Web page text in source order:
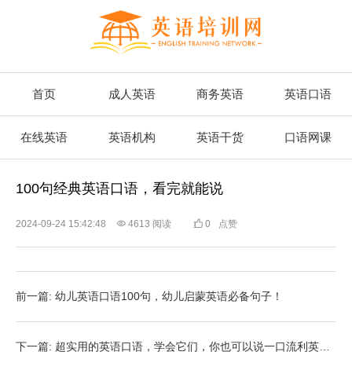
首页 成人英语 商务英语 英语口语
在线英语 英语机构 英语干货 口语网课
100句经典英语口语，看完就能说
2024-09-24 15:42:48  4613 阅读  0 点赞
前一篇: 幼儿英语口语100句，幼儿启蒙英语必备句子！
下一篇: 超实用的英语口语，学会它们，你也可以说一口流利英语！